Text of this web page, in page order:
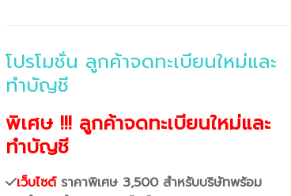
โปรโมชั่น ลูกค้าจดทะเบียนใหม่และ
ทำบัญชี
พิเศษ !!! ลูกค้าจดทะเบียนใหม่และ
ทำบัญชี
เว็บไซต์ราคาพิเศษ 3,500 สำหรับบริษัทพร้อม